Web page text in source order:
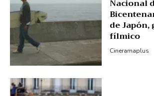
Nacional
de Japón,
fílmico
Cineramaplus